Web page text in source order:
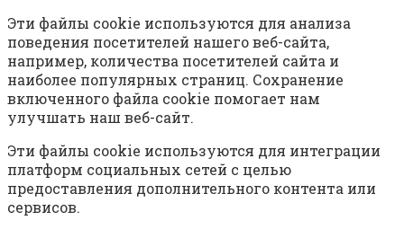
Эти файлы cookie используются для анализа
поведения посетителей нашего веб-сайта,
например, количества посетителей сайта и
наиболее популярных страниц. Сохранение
включенного файла cookie помогает нам
улучшать наш веб-сайт.
Эти файлы cookie используются для интеграции
платформ социальных сетей с целью
предоставления дополнительного контента или
сервисов.